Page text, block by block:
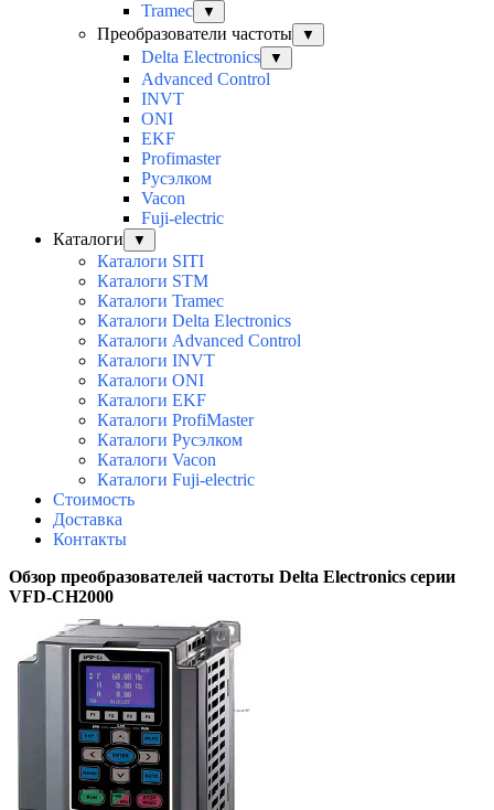
Tramec ▼
Преобразователи частоты ▼
Delta Electronics ▼
Advanced Control
INVT
ONI
EKF
Profimaster
Русэлком
Vacon
Fuji-electric
Каталоги
▼
Каталоги SITI
Каталоги STM
Каталоги Tramec
Каталоги Delta Electronics
Каталоги Advanced Control
Каталоги INVT
Каталоги ONI
Каталоги EKF
Каталоги ProfiMaster
Каталоги Русэлком
Каталоги Vacon
Каталоги Fuji-electric
Стоимость
Доставка
Контакты
Обзор преобразователей частоты Delta Electronics серии
VFD-CH2000